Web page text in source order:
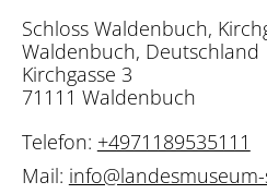
Schloss Waldenbuch,
Waldenbuch, Deutschland
Kirchgasse 3
71111 Waldenbuch
Telefon: +4971189535111
Mail: